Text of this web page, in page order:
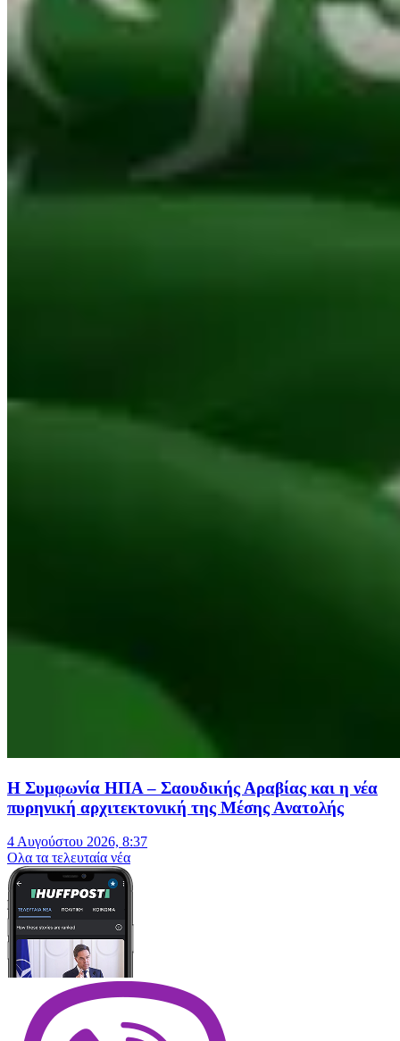
Η Συμφωνία ΗΠΑ – Σαουδικής Αραβίας και η νέα
πυρηνική αρχιτεκτονική της Μέσης Ανατολής
4 Αυγούστου 2026, 8:37
Oλα τα τελευταία νέα